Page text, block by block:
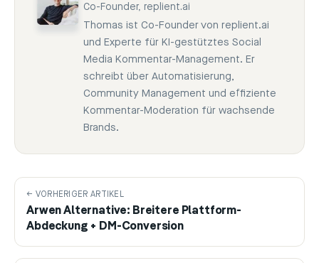
Co-Founder, replient.ai
Thomas ist Co-Founder von replient.ai
und Experte für KI-gestütztes Social
Media Kommentar-Management. Er
schreibt über Automatisierung,
Community Management und effiziente
Kommentar-Moderation für wachsende
Brands.
← VORHERIGER ARTIKEL
Arwen Alternative: Breitere Plattform-
Abdeckung + DM-Conversion